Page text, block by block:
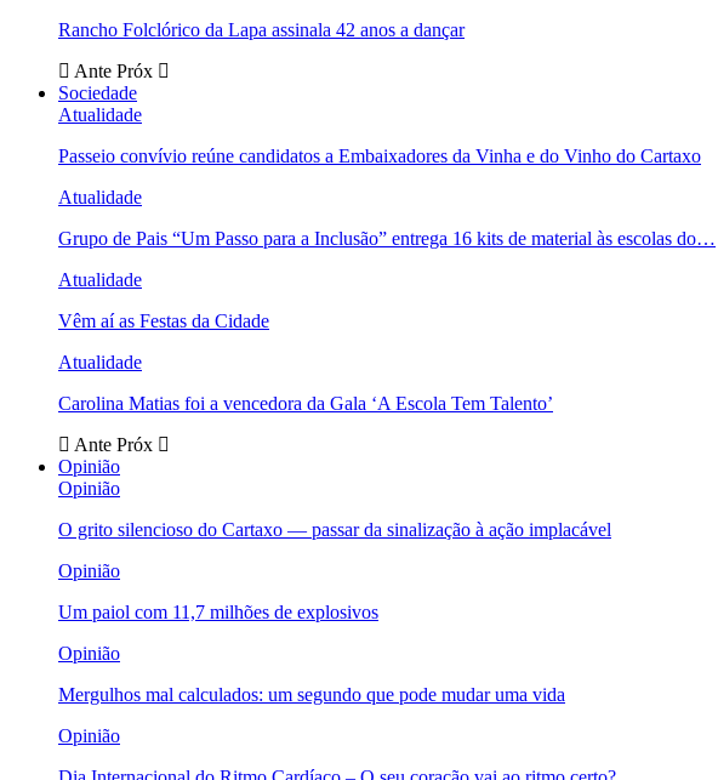
Rancho Folclórico da Lapa assinala 42 anos a dançar
Ante Próx
Sociedade
Atualidade
Passeio convívio reúne candidatos a Embaixadores da Vinha e do Vinho do Cartaxo
Atualidade
Grupo de Pais “Um Passo para a Inclusão” entrega 16 kits de material às escolas do…
Atualidade
Vêm aí as Festas da Cidade
Atualidade
Carolina Matias foi a vencedora da Gala ‘A Escola Tem Talento’
Ante Próx
Opinião
Opinião
O grito silencioso do Cartaxo — passar da sinalização à ação implacável
Opinião
Um paiol com 11,7 milhões de explosivos
Opinião
Mergulhos mal calculados: um segundo que pode mudar uma vida
Opinião